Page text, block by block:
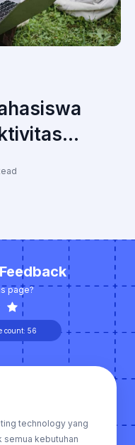
page?
count: 56
technology yang
semua kebutuhan